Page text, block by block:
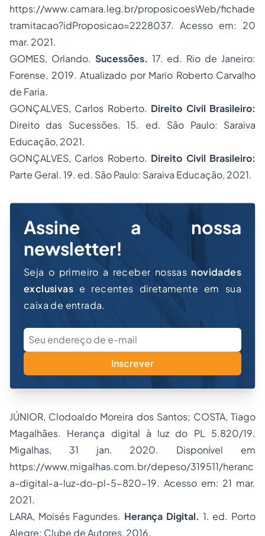
https://www.camara.leg.br/proposicoesWeb/fichade
tramitacao?idProposicao=2228037. Acesso em: 20
mar. 2021.
GOMES, Orlando. Sucessões. 17. ed. Rio de Janeiro:
Forense, 2019. Atualizado por Mario Roberto Carvalho
de Faria.
GONÇALVES, Carlos Roberto. Direito Civil Brasileiro:
Direito das Sucessões. 15. ed. São Paulo: Saraiva
Educação, 2021.
GONÇALVES, Carlos Roberto. Direito Civil Brasileiro:
Parte Geral. 19. ed. São Paulo: Saraiva Educação, 2021.
Assine a nossa
newsletter!
Seja o primeiro a receber nossas novidades
exclusivas e recentes diretamente em sua
caixa de entrada.
Inscrever
JÚNIOR, Clodoaldo Moreira dos Santos; COSTA, Tiago
Magalhães. Herança digital à luz do PL 5.820/19.
Migalhas, 31 jan. 2020. Disponível em
https://www.migalhas.com.br/depeso/319511/heranc
a-digital-a-luz-do-pl-5-820-19. Acesso em: 21 mar.
2021.
LARA, Moisés Fagundes. Herança Digital. 1. ed. Porto
Alegre: Clube de Autores, 2016.